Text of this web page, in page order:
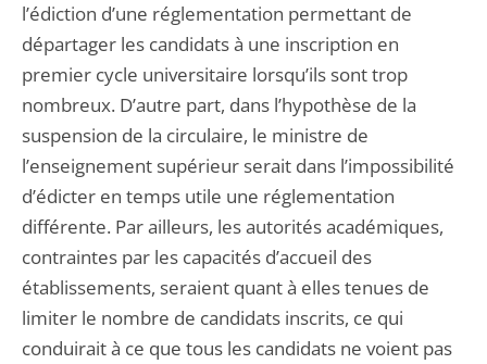
l’édiction d’une réglementation permettant de
départager les candidats à une inscription en
premier cycle universitaire lorsqu’ils sont trop
nombreux. D’autre part, dans l’hypothèse de la
suspension de la circulaire, le ministre de
l’enseignement supérieur serait dans l’impossibilité
d’édicter en temps utile une réglementation
différente. Par ailleurs, les autorités académiques,
contraintes par les capacités d’accueil des
établissements, seraient quant à elles tenues de
limiter le nombre de candidats inscrits, ce qui
conduirait à ce que tous les candidats ne voient pas